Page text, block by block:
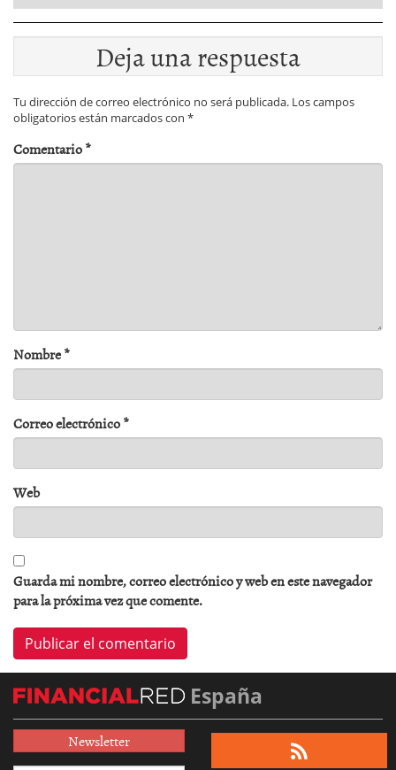
Deja una respuesta
Tu dirección de correo electrónico no será publicada. Los campos
obligatorios están marcados con *
Comentario*
Nombre*
Correo electrónico*
Web
Guarda mi nombre, correo electrónico y web en este navegador
para la próxima vez que comente.
España
Newsletter